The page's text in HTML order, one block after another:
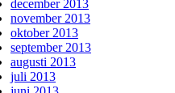
december 2013
november 2013
oktober 2013
september 2013
augusti 2013
juli 2013